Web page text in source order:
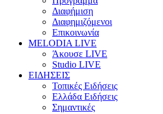
Διαφήμιση
Διαφημιζόμενοι
Επικοινωνία
MELODIA LIVE
Άκουσε LIVE
Studio LIVE
ΕΙΔΗΣΕΙΣ
Τοπικές Ειδήσεις
Ελλάδα Ειδήσεις
Σημαντικές